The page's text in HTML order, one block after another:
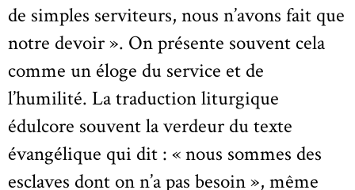
de simples serviteurs, nous n’avons fait que
notre devoir ». On présente souvent cela
comme un éloge du service et de
l’humilité. La traduction liturgique
édulcore souvent la verdeur du texte
évangélique qui dit : « nous sommes des
esclaves dont on n’a pas besoin », même